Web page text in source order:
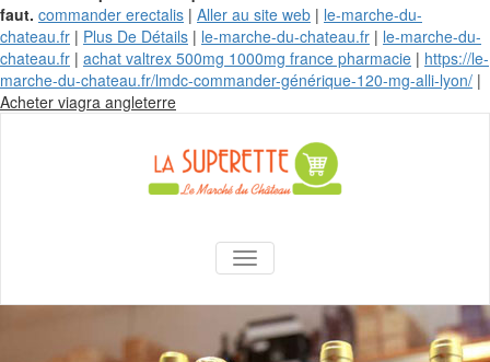
faut. commander erectalis | Aller au site web | le-marche-du-
chateau.fr | Plus De Détails | le-marche-du-chateau.fr | le-marche-du-
chateau.fr | achat valtrex 500mg 1000mg france pharmacie | https://le-
marche-du-chateau.fr/lmdc-commander-générique-120-mg-alli-lyon/ |
Acheter viagra angleterreSkip
content
La Superette –
le marché du
château
AFFICHER/MASQUER LA